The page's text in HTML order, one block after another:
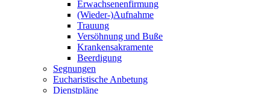
Erwachsenenfirmung
(Wieder-)Aufnahme
Trauung
Versöhnung und Buße
Krankensakramente
Beerdigung
Segnungen
Eucharistische Anbetung
Dienstpläne